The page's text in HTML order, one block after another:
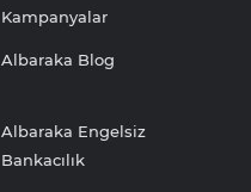
Kampanyalar
Albaraka Blog
Albaraka Engelsiz
Bankacılık